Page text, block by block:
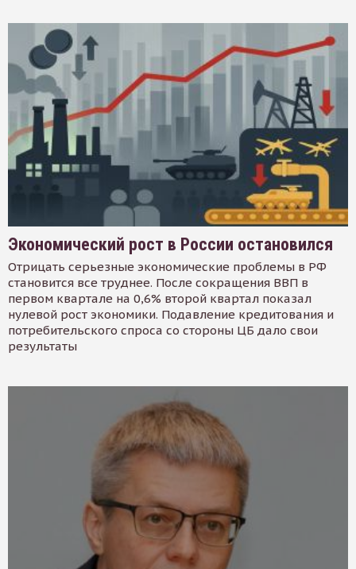
Экономический рост в России остановился
Отрицать серьезные экономические проблемы в РФ
становится все труднее. После сокращения ВВП в
первом квартале на 0,6% второй квартал показал
нулевой рост экономики. Подавление кредитования и
потребительского спроса со стороны ЦБ дало свои
результаты